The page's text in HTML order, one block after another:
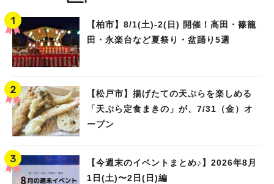
【柏市】8/1(土)‐2(日) 開催！高田・篠籠
田・永楽台など夏祭り・盆踊り5選
【松戸市】揚げたての天ぷらを楽しめる
「天ぷら定食まきの」が、7/31（金）オ
ープン
【今週末のイベントまとめ♪】2026年8月
1日(土)〜2日(日)編